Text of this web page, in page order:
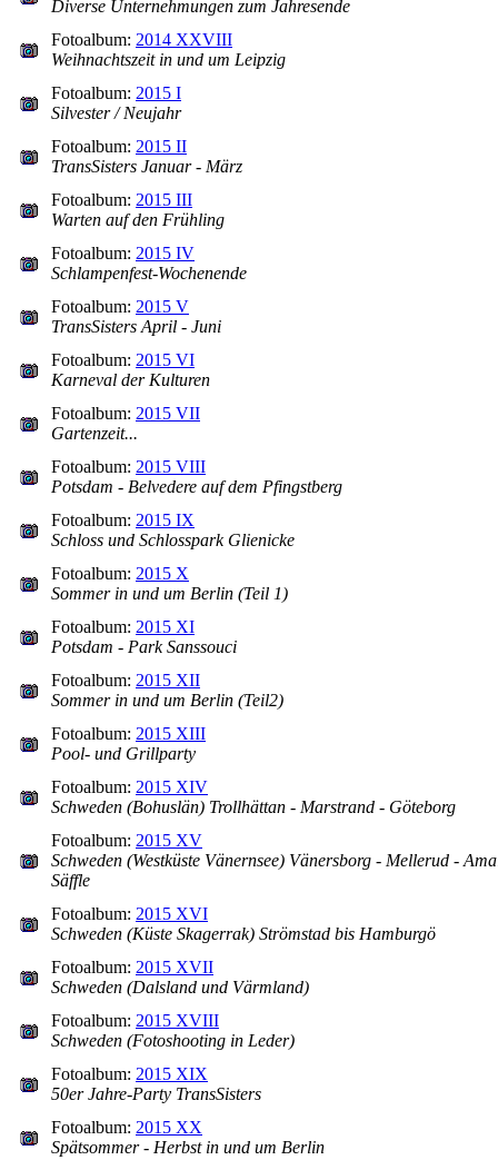
Diverse Unternehmungen zum Jahresende
Fotoalbum: 2014 XXVIII
Weihnachtszeit in und um Leipzig
Fotoalbum: 2015 I
Silvester / Neujahr
Fotoalbum: 2015 II
TransSisters Januar - März
Fotoalbum: 2015 III
Warten auf den Frühling
Fotoalbum: 2015 IV
Schlampenfest-Wochenende
Fotoalbum: 2015 V
TransSisters April - Juni
Fotoalbum: 2015 VI
Karneval der Kulturen
Fotoalbum: 2015 VII
Gartenzeit...
Fotoalbum: 2015 VIII
Potsdam - Belvedere auf dem Pfingstberg
Fotoalbum: 2015 IX
Schloss und Schlosspark Glienicke
Fotoalbum: 2015 X
Sommer in und um Berlin (Teil 1)
Fotoalbum: 2015 XI
Potsdam - Park Sanssouci
Fotoalbum: 2015 XII
Sommer in und um Berlin (Teil2)
Fotoalbum: 2015 XIII
Pool- und Grillparty
Fotoalbum: 2015 XIV
Schweden (Bohuslän) Trollhättan - Marstrand - Göteborg
Fotoalbum: 2015 XV
Schweden (Westküste Vänernsee) Vänersborg - Mellerud -
Säffle
Fotoalbum: 2015 XVI
Schweden (Küste Skagerrak) Strömstad bis Hamburgö
Fotoalbum: 2015 XVII
Schweden (Dalsland und Värmland)
Fotoalbum: 2015 XVIII
Schweden (Fotoshooting in Leder)
Fotoalbum: 2015 XIX
50er Jahre-Party TransSisters
Fotoalbum: 2015 XX
Spätsommer - Herbst in und um Berlin